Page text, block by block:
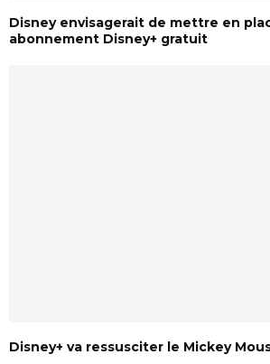
Disney envisagerait de mettre en
abonnement Disney+ gratuit
Disney+ va ressusciter le Mickey